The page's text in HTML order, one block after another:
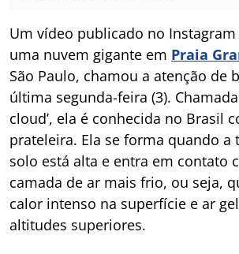
Um vídeo publicado no
uma nuvem gigante em Praia
São Paulo, chamou a atenção de
última segunda-feira (3).
cloud’, ela é conhecida no Brasil
prateleira. Ela se forma quando a
solo está alta e entra em contato
camada de ar mais frio, ou seja,
calor intenso na superfície e ar
altitudes superiores.